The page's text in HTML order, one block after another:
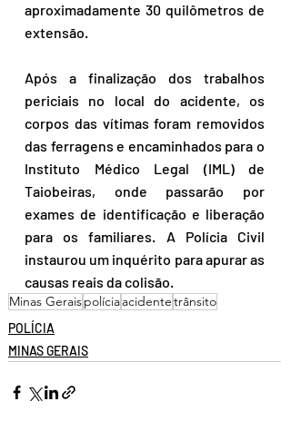
aproximadamente 30 quilômetros de
extensão.
Após a finalização dos trabalhos
periciais no local do acidente, os
corpos das vítimas foram removidos
das ferragens e encaminhados para o
Instituto Médico Legal (IML) de
Taiobeiras, onde passarão por
exames de identificação e liberação
para os familiares. A Polícia Civil
instaurou um inquérito para apurar as
causas reais da colisão.
Minas Geraispolíciaacidentetrânsito
POLÍCIA
MINAS GERAIS